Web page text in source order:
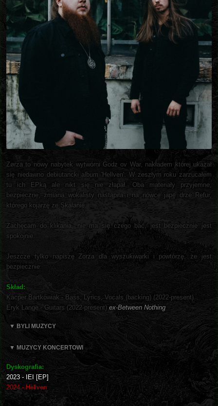
Zørza to nowy nabytek wytwórni Godz ov War, nakładem której ukazał
się niedawno debiutancki album 'Hellven'. W zeszłym roku zarzucałem
tu ich EPką ale nikt się nie złapał. Oba materiały przyjemne,
bezpieczne, zmiana wokalisty nastąpiła i na nówce japę drze Refur,
którego kojarzę ze Skalanie.
Zachęcam do klikania, nie ma się czego bać, jest bezpiecznie jest
spokojnie.
Jeszcze tylko napiszę Zorza dla wyszukiwarki i powtórzę, że jest
bezpiecznie.
Skład:
Kacper Bartkowiak - Bass, Lyrics, Vocals (backing) (2022-present)
Eryk Lange - Guitars (2022-present) ex-Between Nothing
▼ BYLI MUZYCY
▼ MUZYCY KONCERTOWI
Dyskografia:
2023 - IEI [EP]
2024 - Hellven